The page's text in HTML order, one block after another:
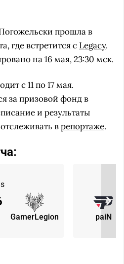
прошла в
где встретится с Legacy.
на 16 мая, 23:30 мск.
с 11 по 17 мая.
за призовой фонд в
и результаты
врепортаже.
GamerLegion paiN